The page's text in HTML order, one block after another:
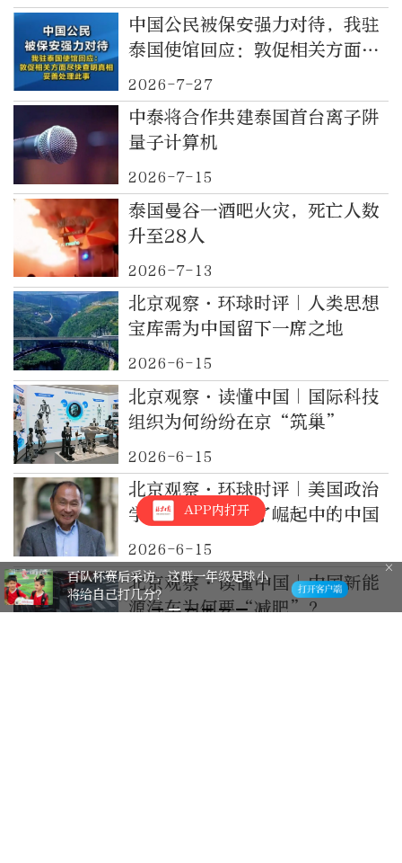
中国公民被保安强力对待，我驻
泰国使馆回应：敦促相关方面尽
快查明真相，妥善处理此事
2026-7-27
中泰将合作共建泰国首台离子阱
量子计算机
2026-7-15
泰国曼谷一酒吧火灾，死亡人数
升至28人
2026-7-13
北京观察·环球时评｜人类思想
宝库需为中国留下一席之地
2026-6-15
北京观察·读懂中国｜国际科技
组织为何纷纷在京“筑巢”
2026-6-15
北京观察·环球时评｜美国政治
学者福山：低估了崛起中的中国
2026-6-15
北京观察·读懂中国｜中国新能
源汽车为何要“减肥”？
APP内打开
泥地驰骋 青春无畏向前